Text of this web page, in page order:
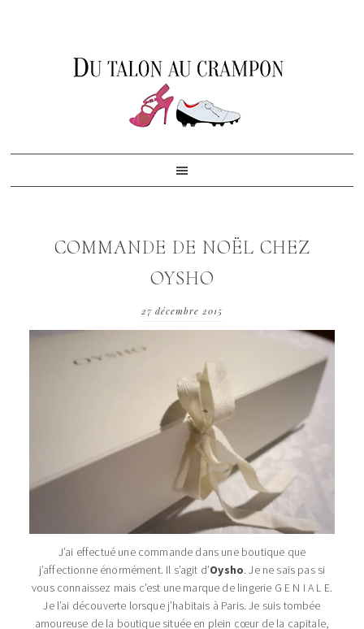
COMMANDE DE NOËL CHEZ
OYSHO
27 décembre 2015
J’ai effectué une commande dans une boutique que
j’affectionne énormément. Il s’agit d’Oysho. Je ne sais pas si
vous connaissez mais c’est une marque de lingerie G E N I A L E.
Je l’ai découverte lorsque j’habitais à Paris. Je suis tombée
amoureuse de la boutique située en plein cœur de la capitale,